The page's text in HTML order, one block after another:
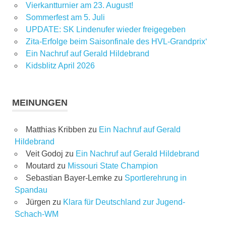
Vierkantturnier am 23. August!
Sommerfest am 5. Juli
UPDATE: SK Lindenufer wieder freigegeben
Zita-Erfolge beim Saisonfinale des HVL-Grandprix‘
Ein Nachruf auf Gerald Hildebrand
Kidsblitz April 2026
MEINUNGEN
Matthias Kribben zu Ein Nachruf auf Gerald
Hildebrand
Veit Godoj zu Ein Nachruf auf Gerald Hildebrand
Moutard zu Missouri State Champion
Sebastian Bayer-Lemkezu Sportlerehrung in
Spandau
Jürgen zu Klara für Deutschland zur Jugend-
Schach-WM